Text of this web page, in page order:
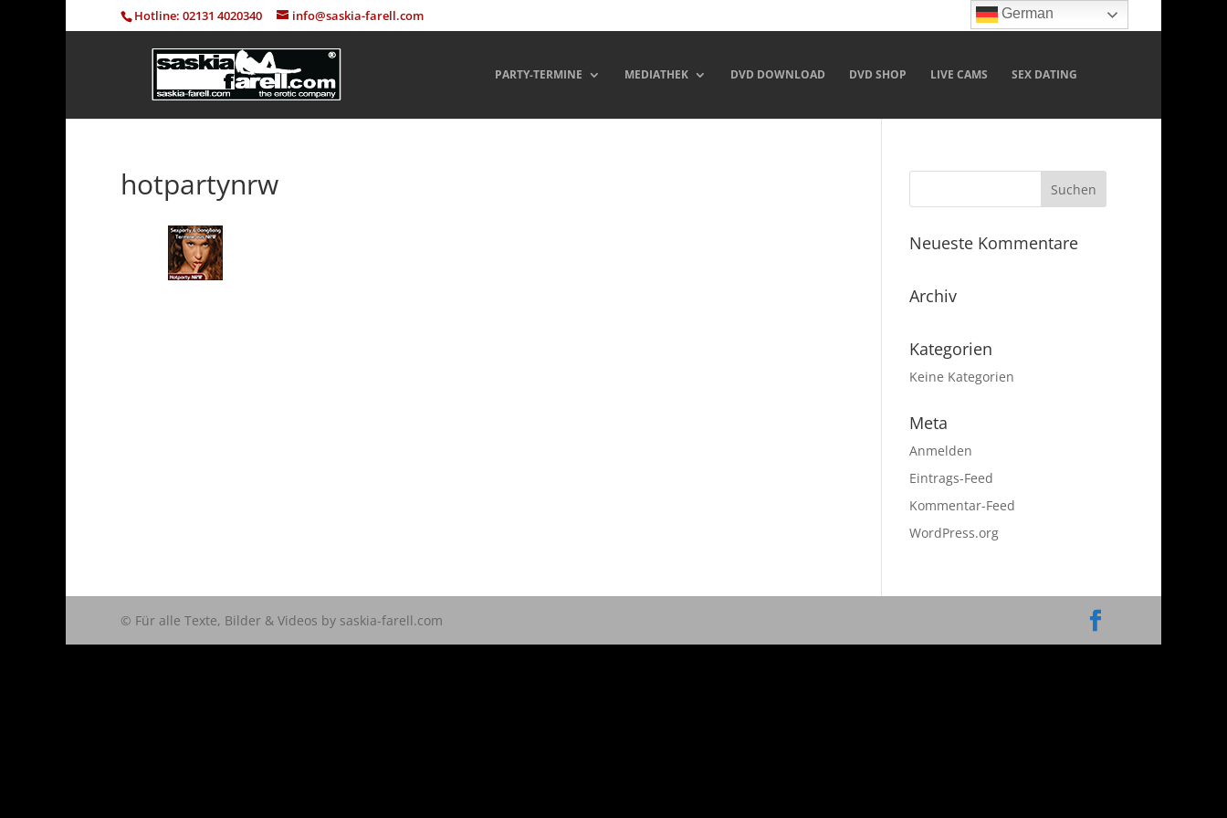
Hotline: 02131 4020340 info@saskia-farell.com
PARTY-TERMINE MEDIATHEK DVD DOWNLOAD DVD SHOP LIVE CAMS SEX DATING
hotpartynrw
Neueste Kommentare
Archiv
Kategorien
Keine Kategorien
Meta
Anmelden
Eintrags-Feed
Kommentar-Feed
WordPress.org
© Für alle Texte, Bilder & Videos by saskia-farell.com
German